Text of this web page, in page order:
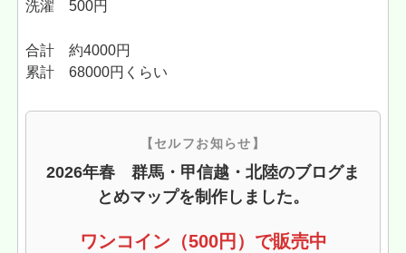
洗濯 500円
合計 約4000円
累計 68000円くらい
【セルフお知らせ】
2026年春 群馬・甲信越・北陸のブログま
とめマップを制作しました。
ワンコイン（500円）で販売中